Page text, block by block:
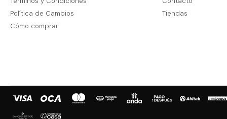
Política de Cambios
Cómo comprar
Tiendas